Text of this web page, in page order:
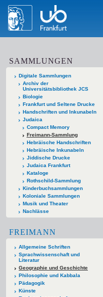
SAMMLUNGEN
Digitale Sammlungen
Archiv der
Universitätsbibliothek JCS
Biologie
Frankfurt und Seltene Drucke
Handschriften und Inkunabeln
Judaica
Compact Memory
Freimann-Sammlung
Hebräische Handschriften
Hebräische Inkunabeln
Jiddische Drucke
Judaica Frankfurt
Kataloge
Rothschild-Sammlung
Kinderbuchsammlungen
Koloniale Sammlungen
Musik und Theater
Nachlässe
FREIMANN
Allgemeine Schriften
Sprachwissenschaft und
Literatur
Geographie und Geschichte
Philosophie und Kabbala
Pädagogik
Künste